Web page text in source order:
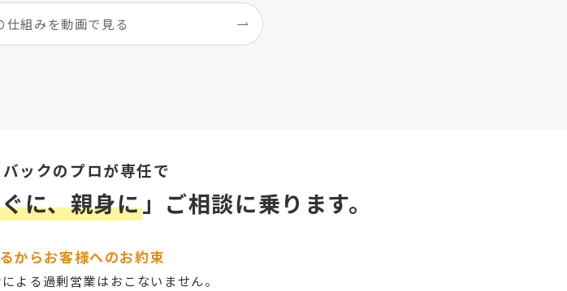
仕組みを動画で見る
バックのプロが専任で
に、親身に」ご相談に乗ります。
からお客様へのお約束
よる過剰営業はおこないません。